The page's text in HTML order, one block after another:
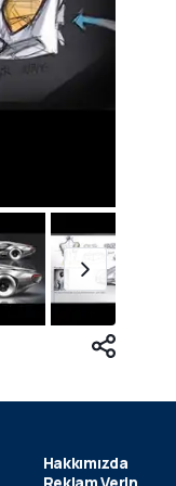
Hakkımızda